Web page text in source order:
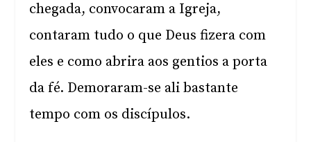
chegada, convocaram a Igreja,
contaram tudo o que Deus fizera com
eles e como abrira aos gentios a porta
da fé. Demoraram-se ali bastante
tempo com os discípulos.